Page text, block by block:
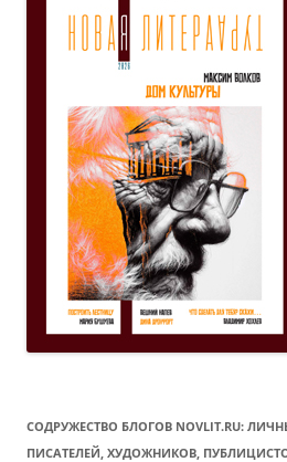
СОДРУЖЕСТВО БЛОГОВ NOVLIT.RU:
ПИСАТЕЛЕЙ, ХУДОЖНИКОВ,